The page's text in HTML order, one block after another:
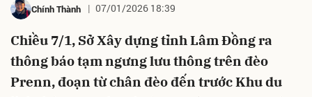
Chính Thành 07/01/2026 18:39
Chiều 7/1, Sở Xây dựng tỉnh Lâm Đồng ra
thông báo tạm ngưng lưu thông trên đèo
Prenn, đoạn từ chân đèo đến trước Khu du
Hủy Gửi